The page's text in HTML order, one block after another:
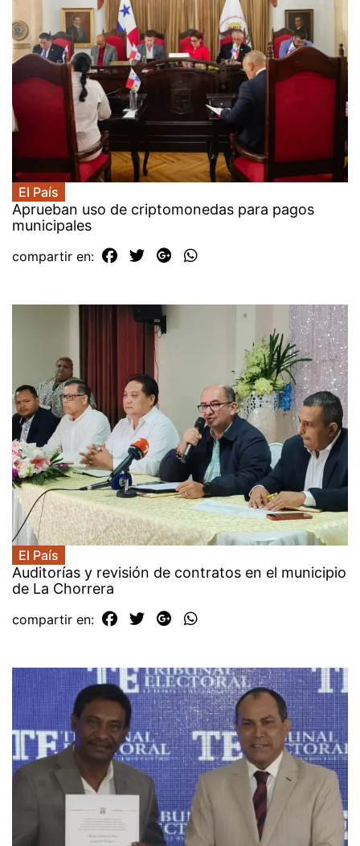
El País
Aprueban uso de criptomonedas para pagos
municipales
compartir en:
El País
Auditorías y revisión de contratos en el municipio
de La Chorrera
compartir en: